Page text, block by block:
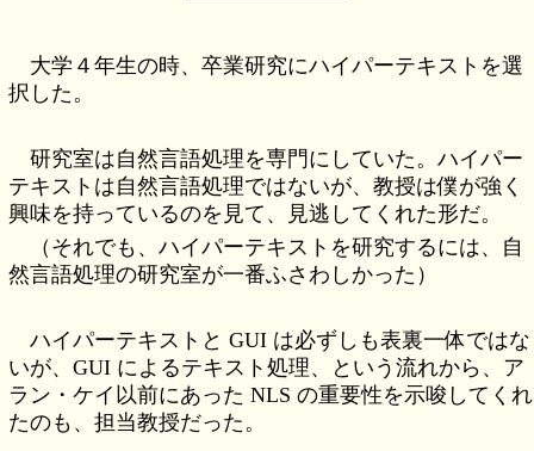
大学４年生の時、卒業研究にハイパーテキストを選
択した。
研究室は自然言語処理を専門にしていた。ハイパー
テキストは自然言語処理ではないが、教授は僕が強く
興味を持っているのを見て、見逃してくれた形だ。
（それでも、ハイパーテキストを研究するには、自
然言語処理の研究室が一番ふさわしかった）
ハイパーテキストと GUI は必ずしも表裏一体ではな
いが、GUI によるテキスト処理、という流れから、ア
ラン・ケイ以前にあった NLS の重要性を示唆してくれ
たのも、担当教授だった。